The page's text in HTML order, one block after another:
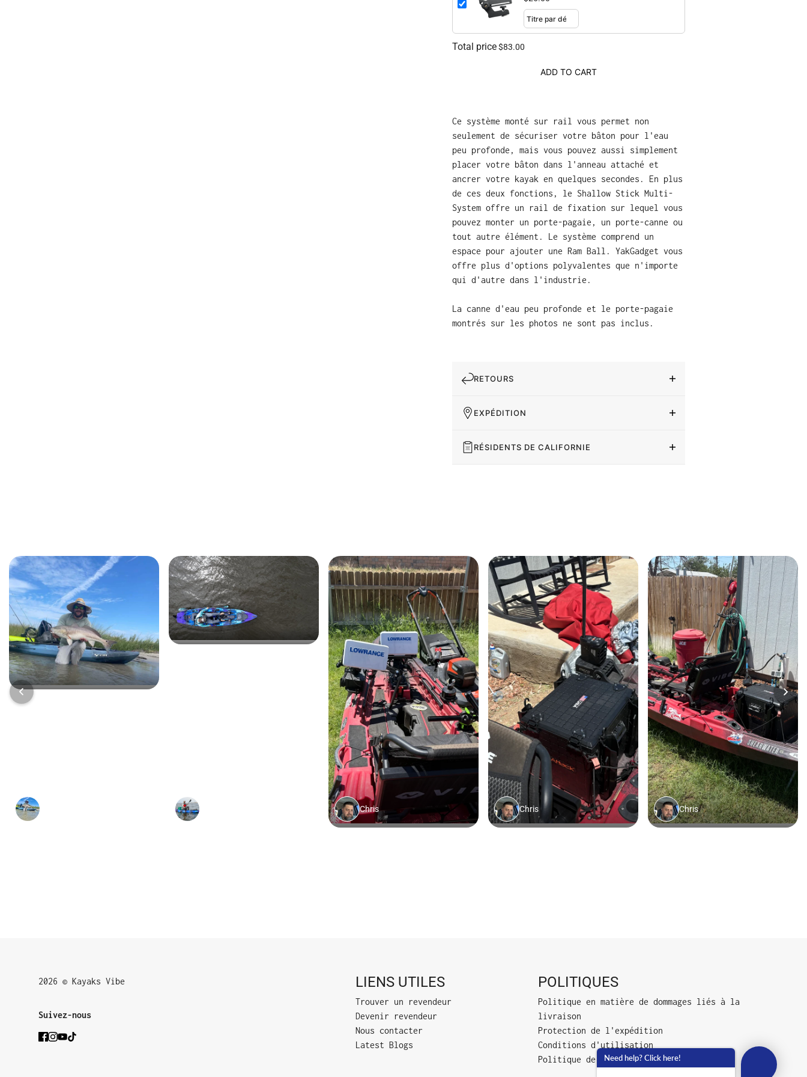
Total price$83.00
ADD TO CART
Ce système monté sur rail vous permet non
seulement de sécuriser votre bâton pour l'eau
peu profonde, mais vous pouvez aussi simplement
placer votre bâton dans l'anneau attaché et
ancrer votre kayak en quelques secondes. En plus
de ces deux fonctions, le Shallow Stick Multi-
System offre un rail de fixation sur lequel vous
pouvez monter un porte-pagaie, un porte-canne ou
tout autre élément. Le système comprend un
espace pour ajouter une Ram Ball. YakGadget vous
offre plus d'options polyvalentes que n'importe
qui d'autre dans l'industrie.
La canne d'eau peu profonde et le porte-pagaie
montrés sur les photos ne sont pas inclus.
RETOURS
EXPÉDITION
RÉSIDENTS DE CALIFORNIE
2026 © Kayaks Vibe
Suivez-nous
LIENS UTILES
Trouver un revendeur
Devenir revendeur
Nous contacter
Latest Blogs
POLITIQUES
Politique en matière de dommages liés à la
livraison
Protection de l'expédition
Conditions d'utilisation
Politique de confidentialité
Need help? Click here!